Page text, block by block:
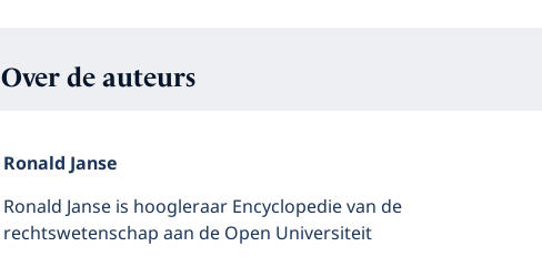
Over de auteurs
Ronald Janse
Ronald Janse is hoogleraar Encyclopedie van de
rechtswetenschap aan de Open Universiteit